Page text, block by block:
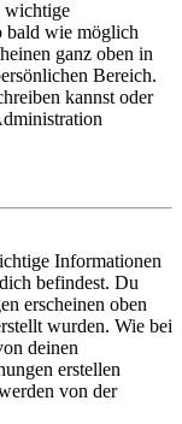
wichtige
bald wie möglich
ganz oben in
Bereich.
kannst oder
Informationen
befindest. Du
erscheinen oben
wurden. Wie bei
deinen
erstellen
von der